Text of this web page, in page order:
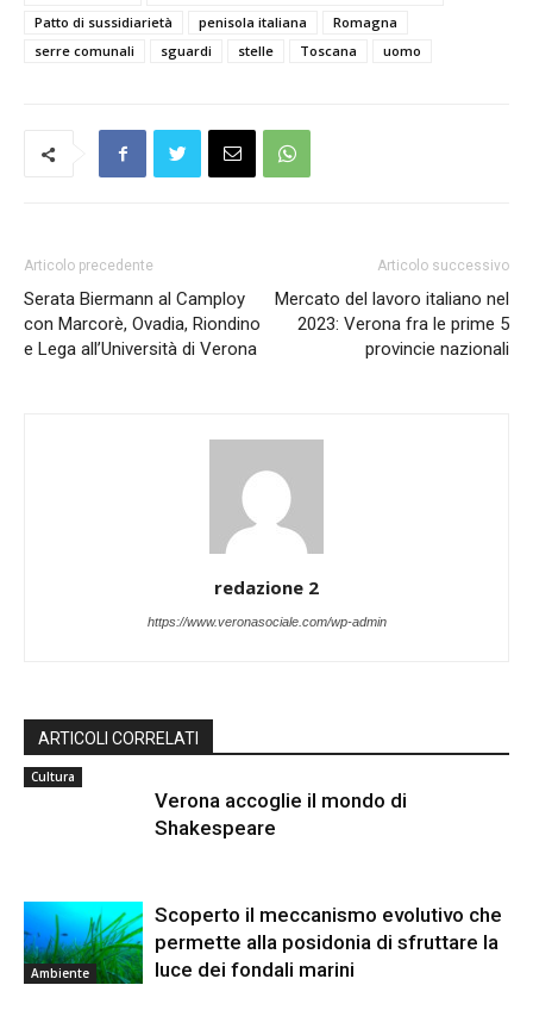
Patto di sussidiarietà
penisola italiana
Romagna
serre comunali
sguardi stelle Toscana uomo
Articolo precedente
Serata Biermann al Camploy
con Marcorè, Ovadia, Riondino
e Lega all’Università di Verona
Articolo successivo
Mercato del lavoro italiano nel
2023: Verona fra le prime 5
provincie nazionali
redazione 2
https://www.veronasociale.com/wp-admin
ARTICOLI CORRELATI
Cultura
Verona accoglie il mondo di
Shakespeare
Ambiente
Scoperto il meccanismo evolutivo che
permette alla posidonia di sfruttare la
luce dei fondali marini